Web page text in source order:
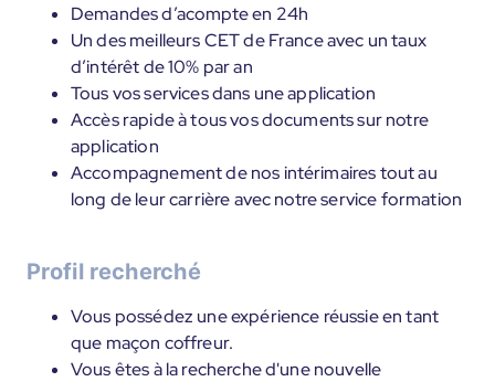
Demandes d’acompte en 24h
Un des meilleurs CET de France avec un taux
d’intérêt de 10% par an
Tous vos services dans une application
Accès rapide à tous vos documents sur notre
application
Accompagnement de nos intérimaires tout au
long de leur carrière avec notre service formation
Profil recherché
Vous possédez une expérience réussie en tant
que maçon coffreur.
Vous êtes à la recherche d'une nouvelle